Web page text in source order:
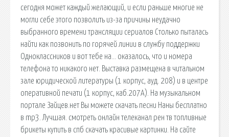
сегодня может каждый желающий, и если раньше многие не
могли себе этого позволить из-за причины неудачно
выбранного времени трансляции сериалов Столько пыталась
найти как позвонить по горячей линии в службу поддержки
Одноклассников и вот тебе на… оказалось, что и номера
телефона то никакого нет. Выставка размещена в читальном
зале юридической литературы (1 корпус, ауд. 208) и в центре
оперативной печати (1 корпус, каб.207А). На музыкальном
портале Зайцев.нет Вы можете скачать песни Наны бесплатно
в mp3. Лучшая. смотреть онлайн телеканал рен тв топливные
брикеты купить в спб скачать красивые картинки. На сайте